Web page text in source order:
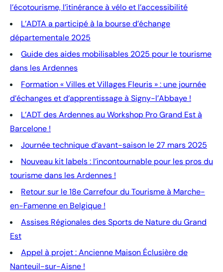
l’écotourisme, l’itinérance à vélo et l’accessibilité
L’ADTA a participé à la bourse d’échange
départementale 2025
Guide des aides mobilisables 2025 pour le tourisme
dans les Ardennes
Formation « Villes et Villages Fleuris » : une journée
d’échanges et d’apprentissage à Signy-l’Abbaye !
L’ADT des Ardennes au Workshop Pro Grand Est à
Barcelone !
Journée technique d’avant-saison le 27 mars 2025
Nouveau kit labels : l’incontournable pour les pros du
tourisme dans les Ardennes !
Retour sur le 18e Carrefour du Tourisme à Marche-
en-Famenne en Belgique !
Assises Régionales des Sports de Nature du Grand
Est
Appel à projet : Ancienne Maison Éclusière de
Nanteuil-sur-Aisne !